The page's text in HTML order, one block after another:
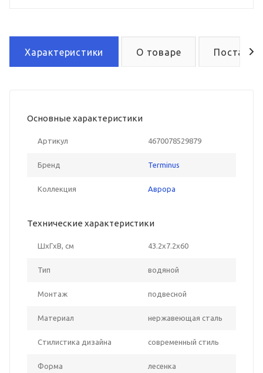
Характеристики О товаре Поставка
Основные характеристики
Артикул 4670078529879
Бренд Terminus
Коллекция Аврора
Технические характеристики
ШxГxВ, см 43.2x7.2x60
Тип водяной
Монтаж подвесной
Материал нержавеющая сталь
Стилистика дизайна современный стиль
Форма лесенка